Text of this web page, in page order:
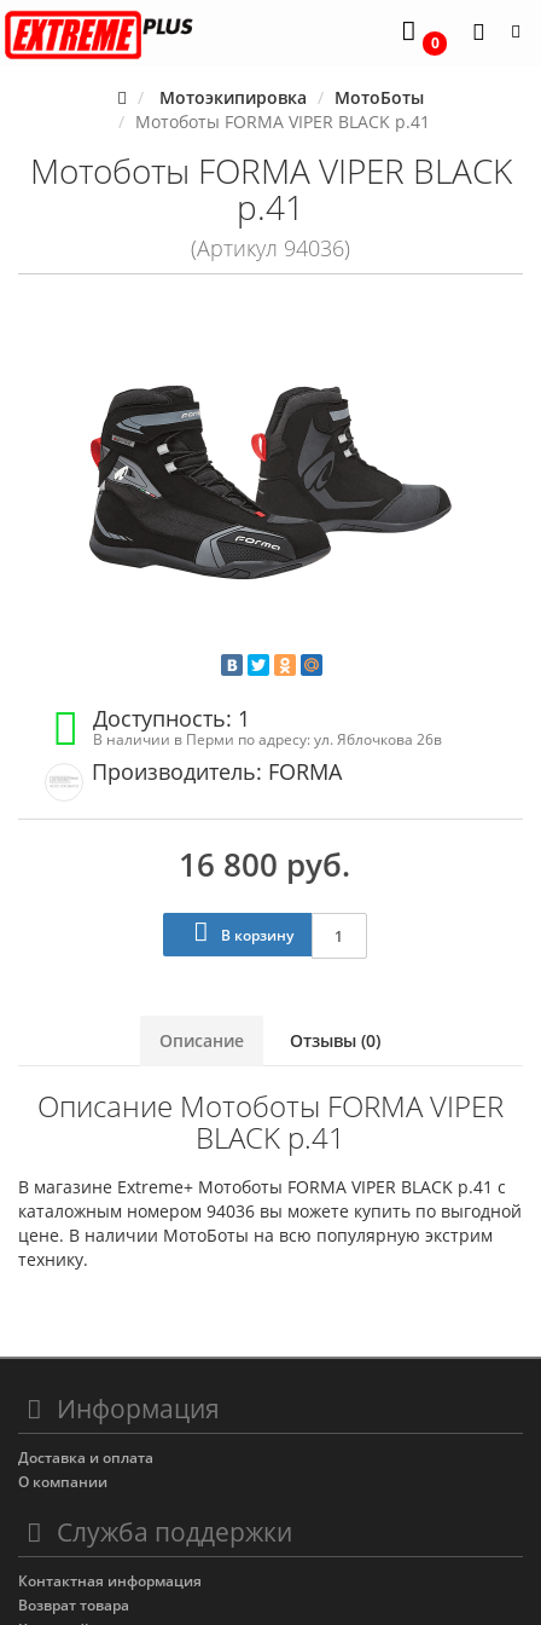
0
Мотоэкипировка
МотоБоты
Мотоботы FORMA VIPER BLACK р.41
Мотоботы FORMA VIPER BLACK
р.41
(Артикул 94036)
Доступность: 1
В наличии в Перми по адресу: ул. Яблочкова 26в
Производитель: FORMA
16 800 руб.
В корзину
Описание Отзывы (0)
Описание Мотоботы FORMA VIPER
BLACK р.41
В магазине Extreme+ Мотоботы FORMA VIPER BLACK р.41 с
каталожным номером 94036 вы можете купить по выгодной
цене. В наличии МотоБоты на всю популярную экстрим
технику.
Информация
Доставка и оплата
О компании
Служба поддержки
Контактная информация
Возврат товара